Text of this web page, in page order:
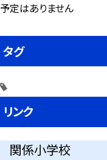
予定はありません
タグ
リンク
関係小学校